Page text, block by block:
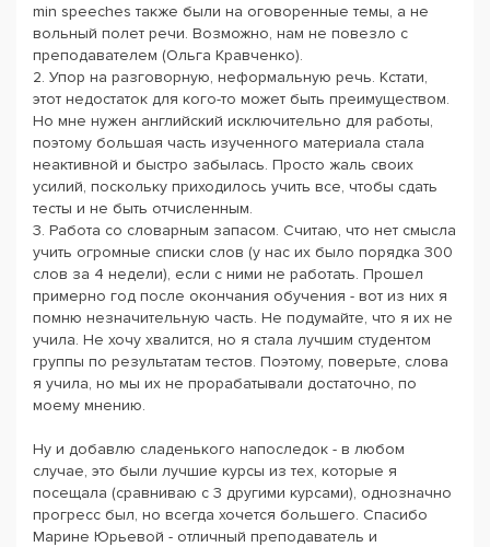
min speeches также были на оговоренные темы, а не
вольный полет речи. Возможно, нам не повезло с
преподавателем (Ольга Кравченко).
2. Упор на разговорную, неформальную речь. Кстати,
этот недостаток для кого-то может быть преимуществом.
Но мне нужен английский исключительно для работы,
поэтому большая часть изученного материала стала
неактивной и быстро забылась. Просто жаль своих
усилий, поскольку приходилось учить все, чтобы сдать
тесты и не быть отчисленным.
3. Работа со словарным запасом. Считаю, что нет смысла
учить огромные списки слов (у нас их было порядка 300
слов за 4 недели), если с ними не работать. Прошел
примерно год после окончания обучения - вот из них я
помню незначительную часть. Не подумайте, что я их не
учила. Не хочу хвалится, но я стала лучшим студентом
группы по результатам тестов. Поэтому, поверьте, слова
я учила, но мы их не прорабатывали достаточно, по
моему мнению.
Ну и добавлю сладенького напоследок - в любом
случае, это были лучшие курсы из тех, которые я
посещала (сравниваю с 3 другими курсами), однозначно
прогресс был, но всегда хочется большего. Спасибо
Марине Юрьевой - отличный преподаватель и